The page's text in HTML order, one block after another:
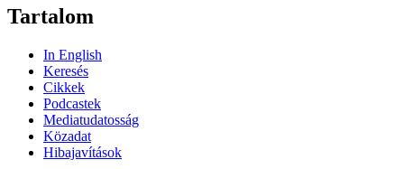
Tartalom
In English
Keresés
Cikkek
Podcastek
Mediatudatosság
Közadat
Hibajavítások